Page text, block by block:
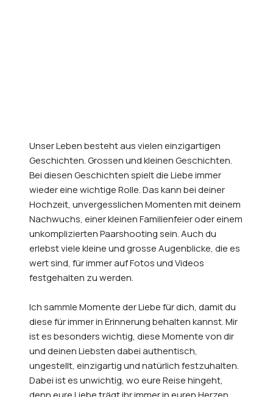
Unser Leben besteht aus vielen einzigartigen
Geschichten. Grossen und kleinen Geschichten.
Bei diesen Geschichten spielt die Liebe immer
wieder eine wichtige Rolle. Das kann bei deiner
Hochzeit, unvergesslichen Momenten mit deinem
Nachwuchs, einer kleinen Familienfeier oder einem
unkomplizierten Paarshooting sein. Auch du
erlebst viele kleine und grosse Augenblicke, die es
wert sind, für immer auf Fotos und Videos
festgehalten zu werden.
Ich sammle Momente der Liebe für dich, damit du
diese für immer in Erinnerung behalten kannst. Mir
ist es besonders wichtig, diese Momente von dir
und deinen Liebsten dabei authentisch,
ungestellt, einzigartig und natürlich festzuhalten.
Dabei ist es unwichtig, wo eure Reise hingeht,